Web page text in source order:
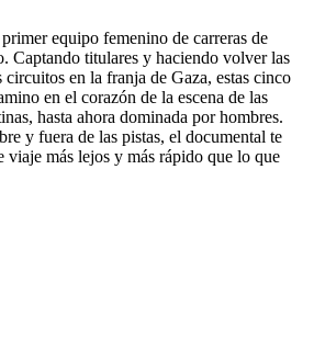
equipo femenino de carreras de
Captando titulares y haciendo volver las
circuitos en la franja de Gaza, estas cinco
en el corazón de la escena de las
hasta ahora dominada por hombres.
y fuera de las pistas, el documental te
viaje más lejos y más rápido que lo que